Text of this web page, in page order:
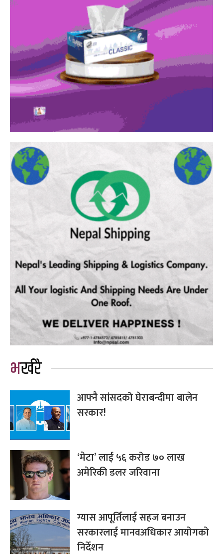
भर्खरै
आफ्नै सांसदको घेराबन्दीमा बालेन
सरकार!
‘मेटा’ लाई ५६ करोड ७० लाख
अमेरिकी डलर जरिवाना
ग्यास आपूर्तिलाई सहज बनाउन
सरकारलाई मानवअधिकार आयोगको
निर्देशन